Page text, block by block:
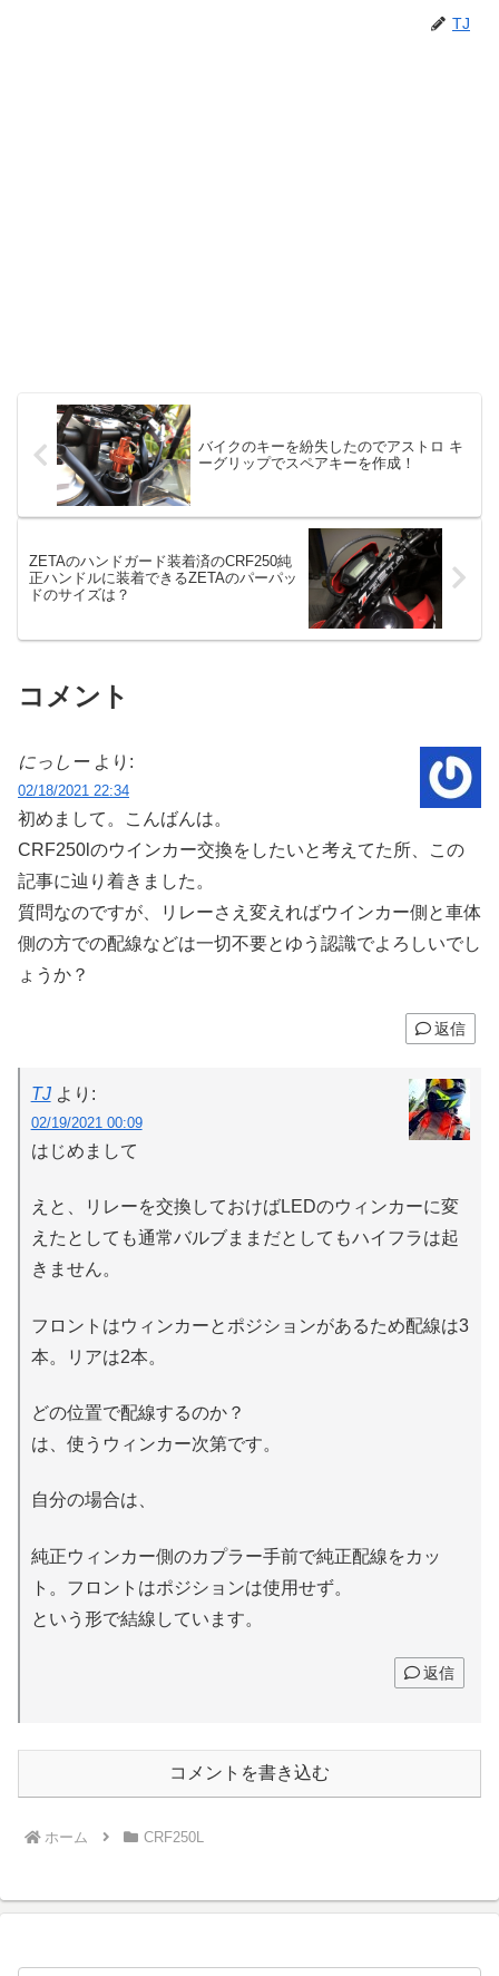
TJ
バイクのキーを紛失したのでアストロ キ
ーグリップでスペアキーを作成！
ZETAのハンドガード装着済のCRF250純
正ハンドルに装着できるZETAのパーパッ
ドのサイズは？
コメント
にっしー より:
02/18/2021 22:34
初めまして。こんばんは。
CRF250lのウインカー交換をしたいと考えてた所、この
記事に辿り着きました。
質問なのですが、リレーさえ変えればウインカー側と車体
側の方での配線などは一切不要とゆう認識でよろしいでし
ょうか？
返信
TJ より:
02/19/2021 00:09
はじめまして
えと、リレーを交換しておけばLEDのウィンカーに変
えたとしても通常バルブままだとしてもハイフラは起
きません。
フロントはウィンカーとポジションがあるため配線は3
本。リアは2本。
どの位置で配線するのか？
は、使うウィンカー次第です。
自分の場合は、
純正ウィンカー側のカプラー手前で純正配線をカッ
ト。フロントはポジションは使用せず。
という形で結線しています。
返信
コメントを書き込む
ホーム CRF250L